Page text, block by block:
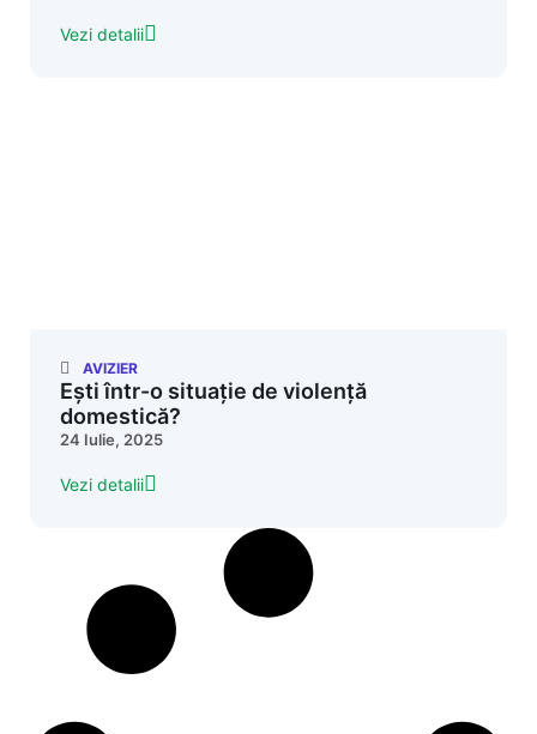
Vezi detalii
AVIZIER
Ești într-o situație de violență
domestică?
24 Iulie, 2025
Vezi detalii